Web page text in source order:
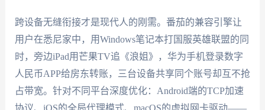
跨设备无缝衔接才是现代人的刚需。番茄的兼容引擎让
用户在悉尼家中，用Windows笔记本打国服英雄联盟的同
时，旁边iPad用芒果TV追《浪姐》，华为手机登录数字
人民币APP给房东转账，三台设备共享同个账号却互不抢
占带宽。针对不同平台深度优化：Android端的TCP加速
协议、iOS的全局代理模式、macOS的虚拟网卡驱动——